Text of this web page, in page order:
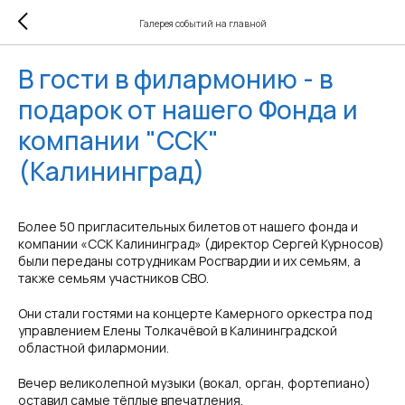
Галерея событий на главной
В гости в филармонию - в
подарок от нашего Фонда и
компании "ССК"
(Калининград)
Более 50 пригласительных билетов от нашего фонда и
компании «ССК Калининград» (директор Сергей Курносов)
были переданы сотрудникам Росгвардии и их семьям, а
также семьям участников СВО.
Они стали гостями на концерте Камерного оркестра под
управлением Елены Толкачёвой в Калининградской
областной филармонии.
Вечер великолепной музыки (вокал, орган, фортепиано)
оставил самые тёплые впечатления.